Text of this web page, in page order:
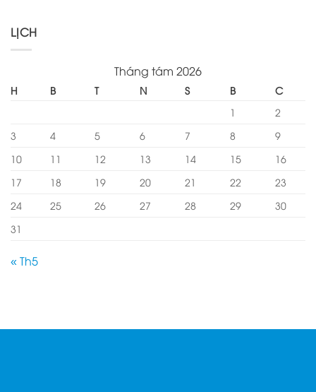
LỊCH
Tháng tám 2026
H B T N S B
C
1
2
3
4 5 6 7 8
9
10
11 12 13 14 15
16
17
18 19 20 21 22
23
24
25 26 27 28 29
30
31
« Th5